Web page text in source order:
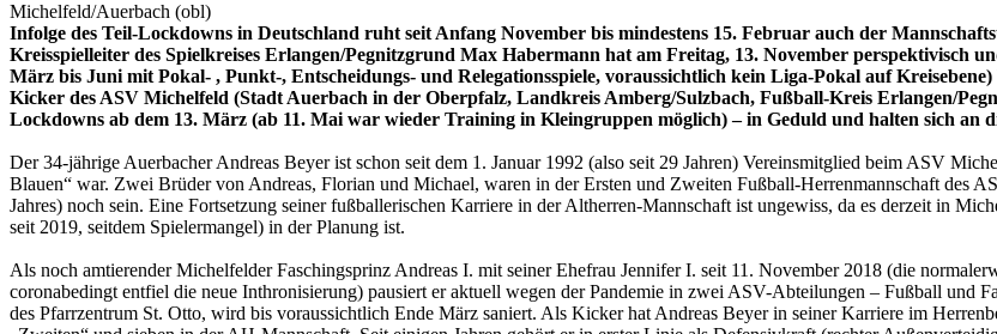
Michelfeld/Auerbach (obl)
Infolge des Teil-Lockdowns in Deutschland ruht seit Anfang November bis mindestens 15. Februar auch der
Kreisspielleiter des Spielkreises Erlangen/Pegnitzgrund Max Habermann hat am Freitag, 13. November perspektivisch
März bis Juni mit Pokal- , Punkt-, Entscheidungs- und Relegationsspiele, voraussichtlich kein Liga-Pokal auf
Kicker des ASV Michelfeld (Stadt Auerbach in der Oberpfalz, Landkreis Amberg/Sulzbach, Fußball-Kreis Erlangen/
Lockdowns ab dem 13. März (ab 11. Mai war wieder Training in Kleingruppen möglich) – in Geduld und halten sich an
Der 34-jährige Auerbacher Andreas Beyer ist schon seit dem 1. Januar 1992 (also seit 29 Jahren) Vereinsmitglied beim ASV
Blauen“ war. Zwei Brüder von Andreas, Florian und Michael, waren in der Ersten und Zweiten Fußball-Herrenmannschaft des
Jahres) noch sein. Eine Fortsetzung seiner fußballerischen Karriere in der Altherren-Mannschaft ist ungewiss, da es derzeit in
seit 2019, seitdem Spielermangel) in der Planung ist.
Als noch amtierender Michelfelder Faschingsprinz Andreas I. mit seiner Ehefrau Jennifer I. seit 11. November 2018 (die
coronabedingt entfiel die neue Inthronisierung) pausiert er aktuell wegen der Pandemie in zwei ASV-Abteilungen – Fußball und
des Pfarrzentrum St. Otto, wird bis voraussichtlich Ende März saniert. Als Kicker hat Andreas Beyer in seiner Karriere im